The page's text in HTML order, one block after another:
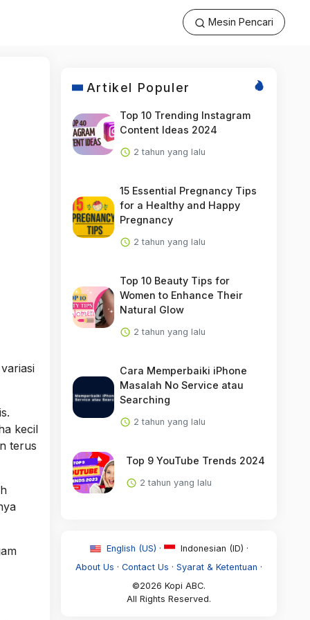
Mesin Pencari
kecil
terus
Artikel Populer
Top 10 Trending Instagram
Content Ideas 2024
2 tahun yang lalu
15 Essential Pregnancy Tips
for a Healthy and Happy
Pregnancy
2 tahun yang lalu
Top 10 Beauty Tips for
Women to Enhance Their
Natural Glow
2 tahun yang lalu
Cara Memperbaiki iPhone
Masalah No Service atau
Searching
2 tahun yang lalu
Top 9 YouTube Trends 2024
2 tahun yang lalu
English (US) ·
Indonesian (ID) ·
About Us · Contact Us · Syarat & Ketentuan ·
©2026 Kopi ABC.
All Rights Reserved.